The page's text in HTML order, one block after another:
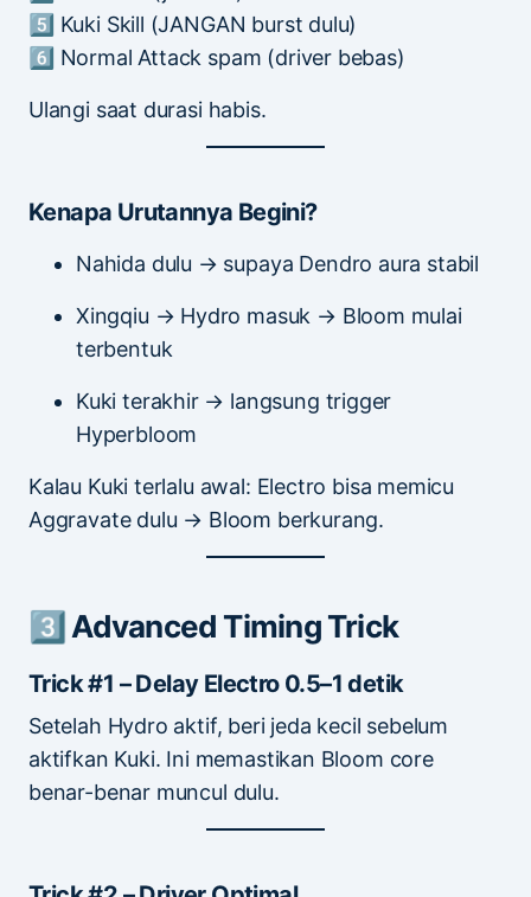
5️⃣ Kuki Skill (JANGAN burst dulu)
6️⃣ Normal Attack spam (driver bebas)
Ulangi saat durasi habis.
Kenapa Urutannya Begini?
Nahida dulu → supaya Dendro aura stabil
Xingqiu → Hydro masuk → Bloom mulai
terbentuk
Kuki terakhir → langsung trigger
Hyperbloom
Kalau Kuki terlalu awal: Electro bisa memicu
Aggravate dulu → Bloom berkurang.
3️⃣ Advanced Timing Trick
Trick #1 – Delay Electro 0.5–1 detik
Setelah Hydro aktif, beri jeda kecil sebelum
aktifkan Kuki. Ini memastikan Bloom core
benar-benar muncul dulu.